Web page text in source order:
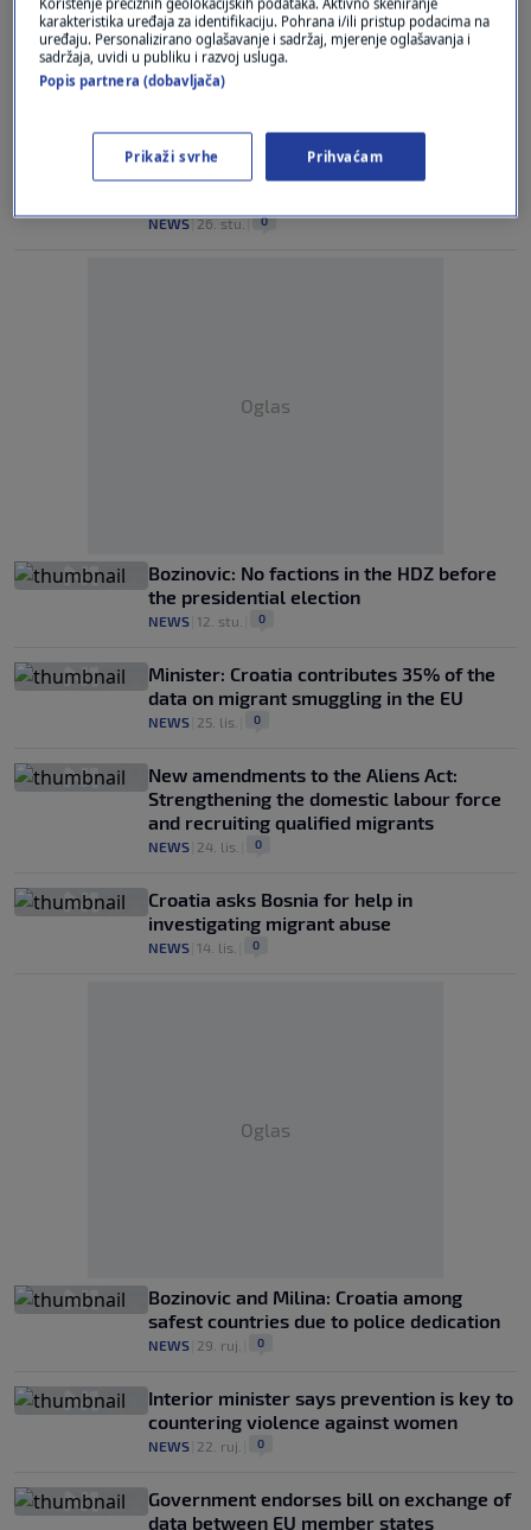
NEWS|10. pro.| 0
Parents of two babies buried in the yard
are questioned
11 arrests in international operation for
NEWS|26. stu.| 0
Oglas
Bozinovic: No factions in the HDZ before
the presidential election
NEWS 12. stu. 0
Minister: Croatia contributes 35% of the
data on migrant smuggling in the EU
NEWS 25. lis. 0
New amendments to the Aliens Act:
Strengthening the domestic labour force
and recruiting qualified migrants
NEWS 24. lis. 0
Croatia asks Bosnia for help in
investigating migrant abuse
NEWS 14. lis. 0
Oglas
Bozinovic and Milina: Croatia among
safest countries due to police dedication
NEWS 29. ruj. 0
Interior minister says prevention is key to
countering violence against women
NEWS 22. ruj. 0
Government endorses bill on exchange of
data between EU member states
karakteristika uređaja za identifikaciju. Pohrana i/ili pristup podacima na
uređaju. Personalizirano oglašavanje i sadržaj, mjerenje oglašavanja i
sadržaja, uvidi u publiku i razvoj usluga.
Popis partnera (dobavljača)
Prikaži svrhe Prihvaćam